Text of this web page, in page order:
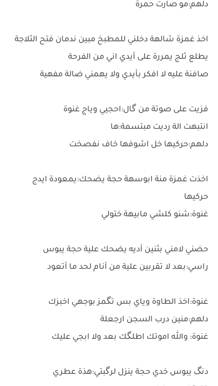
دلهم:مو صارت حمرة
اخذ غمزة شالهة دخلني للمطبخ مبين ندمان فتح الثلاجة
يطلع ثلج يمررة على أيدي اني من الفرحة
صافنة عليه لا افكر بأيدي ولا يهمني ضالة مفهية
فزيت على صوتة من گال:احجيي وياج غنوة
انتبهت الة رديت مبتسمة:ها
دلهم:حركيها خل اشوفها خاف نفصخت
اخذت غمزة منة ابوسهة حجة يضحك:يمعودة ايدج
حركيها
غنوة:شنو كلشي مابيهة ختولي
حضني لامني بثنين أديه يضحك علية حجة يبوس
راسي:بعد لا تقربين علية من أنام لحد ما أتعود
غنوة:اخذ الطاوة وياي بس تگمز بوجهي اخبزك
دلهم:منين درب السجن ارجعلة
غنوة: والله اموتك اطلگك بعد ولا ابجي عليك
دنگ يبوس خدي حجة ينزل لرگبتي:هذة عطري